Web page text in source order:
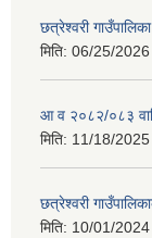
छत्रेश्वरी
मिति: 06/25/
आ व २०८२/०८३
मिति: 11/18/
छत्रेश्वरी
मिति: 10/01/